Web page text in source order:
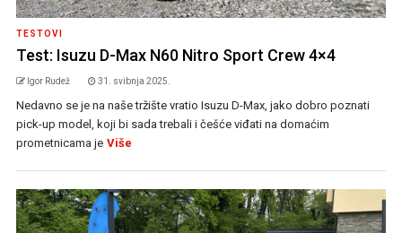
TESTOVI
Test: Isuzu D-Max N60 Nitro Sport Crew 4×4
Igor Rudež 31. svibnja 2025.
Nedavno se je na naše tržište vratio Isuzu D-Max, jako dobro poznati
pick-up model, koji bi sada trebali i češće viđati na domaćim
prometnicama je Više